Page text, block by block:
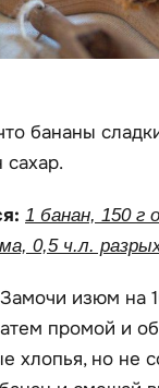
бананы
1 банан, 150 г
0,5 ч.л.
Замочи изюм на
промой и
хлопья, но не